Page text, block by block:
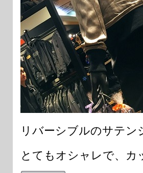
リバーシブルのサテン
とてもオシャレで、カ